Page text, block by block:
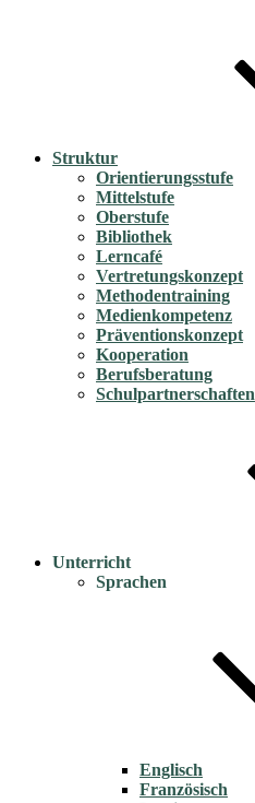
Struktur
Orientierungsstufe
Mittelstufe
Oberstufe
Bibliothek
Lerncafé
Vertretungskonzept
Methodentraining
Medienkompetenz
Präventionskonzept
Kooperation
Berufsberatung
Schulpartnerschaften
Unterricht
Sprachen
Englisch
Französisch